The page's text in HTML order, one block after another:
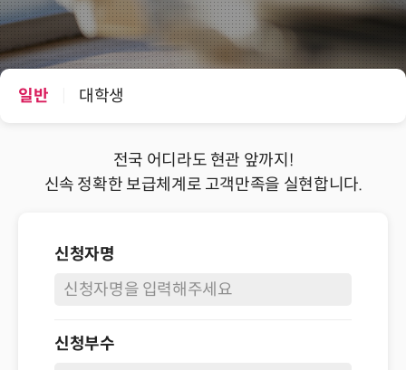
일반 대학생
전국 어디라도 현관 앞까지!
신속 정확한 보급체계로 고객만족을 실현합니다.
신청자명
신청부수